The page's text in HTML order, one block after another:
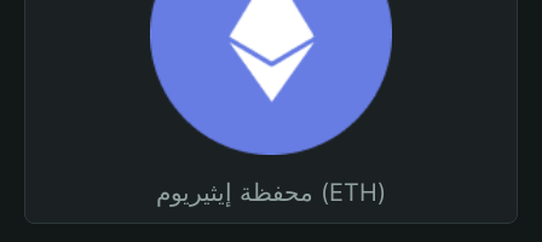
محفظة إيثيريوم (ETH)